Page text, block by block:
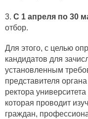
3. С 1 апреля по 30
отбор.
Для этого, с целью
кандидатов для
установленным
представителя
ректора
которая проводит
граждан,